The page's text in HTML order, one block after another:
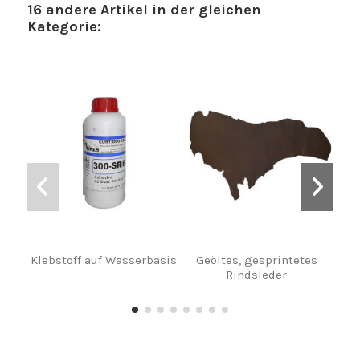
16 andere Artikel in der gleichen
Kategorie:
Klebstoff auf Wasserbasis
Geöltes, gesprintetes
Rindsleder